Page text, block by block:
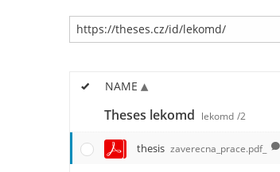
NAME
Theses lekomd lekomd /2
thesis zaverecna_prace.pdf_